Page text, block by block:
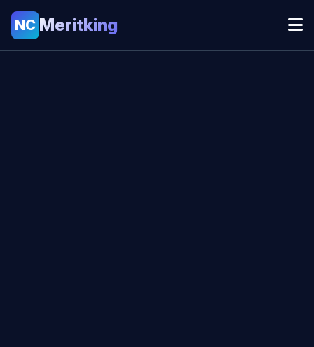
NC Meritking